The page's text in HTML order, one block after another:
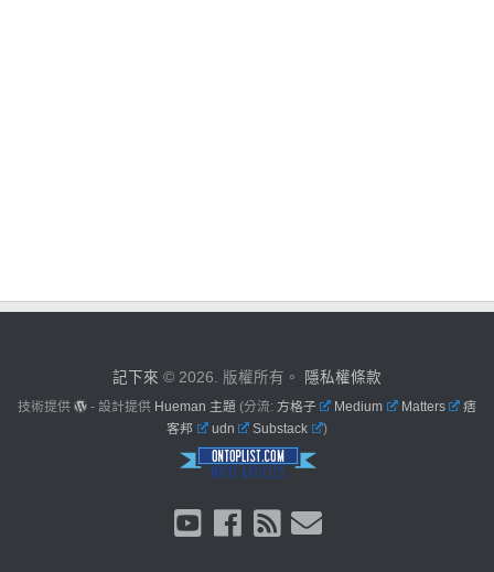
記下來 © 2026. 版權所有。 隱私權條款
技術提供 - 設計提供 Hueman 主題 (分流: 方格子 Medium Matters
痞
客邦
udn Substack )